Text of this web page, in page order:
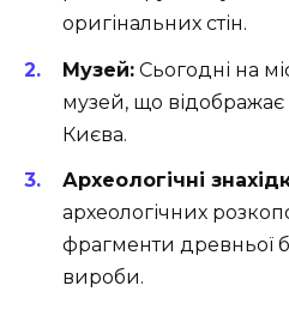
оригінальних стін.
Музей: Сьогодні на
музей, що відображає
Києва.
Археологічні
археологічних
фрагменти древньої
вироби.